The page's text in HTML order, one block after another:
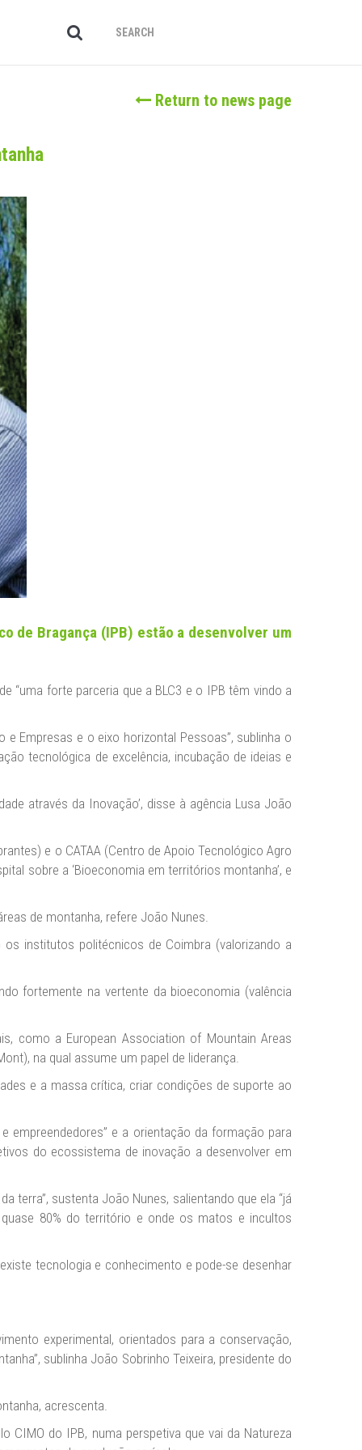
Return to news page
de Bragança (IPB) estão a desenvolver um
“uma forte parceria que a BLC3 e o IPB têm vindo a
Empresas e o eixo horizontal Pessoas”, sublinha o
tecnológica de excelência, incubação de ideias e
através da Inovação’, disse à agência Lusa João
e o CATAA (Centro de Apoio Tecnológico Agro
sobre a ‘Bioeconomia em territórios montanha’, e
de montanha, refere João Nunes.
institutos politécnicos de Coimbra (valorizando a
fortemente na vertente da bioeconomia (valência
como a European Association of Mountain Areas
na qual assume um papel de liderança.
e a massa crítica, criar condições de suporte ao
empreendedores” e a orientação da formação para
do ecossistema de inovação a desenvolver em
terra”, sustenta João Nunes, salientando que ela “já
80% do território e onde os matos e incultos
tecnologia e conhecimento e pode-se desenhar
experimental, orientados para a conservação,
sublinha João Sobrinho Teixeira, presidente do
acrescenta.
CIMO do IPB, numa perspetiva que vai da Natureza